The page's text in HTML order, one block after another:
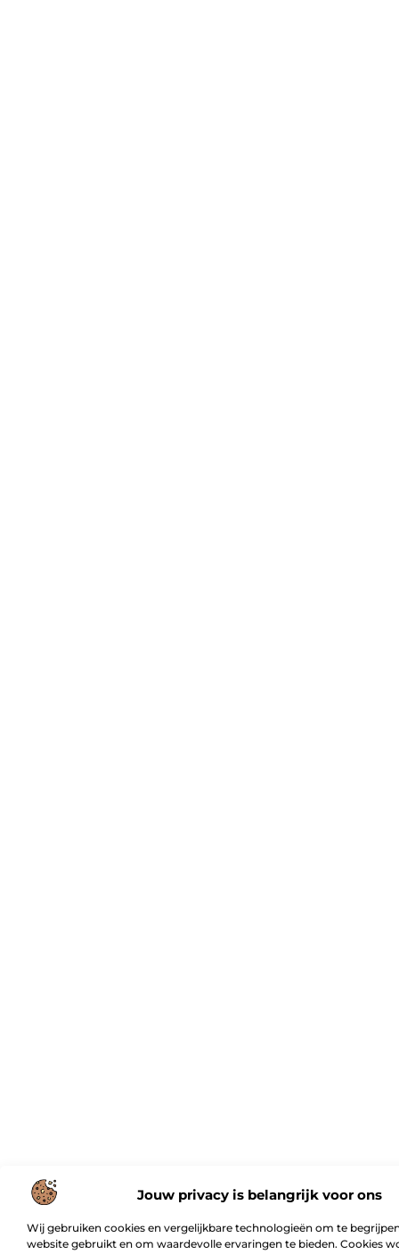
Jouw privacy is belangrijk voor ons
Wij gebruiken cookies en vergelijkbare technologieën om te
website gebruikt en om waardevolle ervaringen te bieden. Cookies